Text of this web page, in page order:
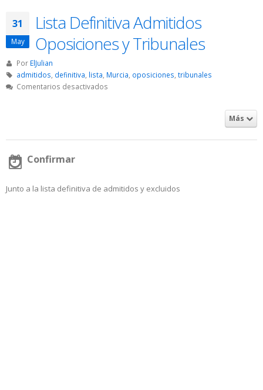
31
May
Lista Definitiva Admitidos
Oposiciones y Tribunales
Por ElJulian
admitidos definitiva lista Murcia oposiciones tribunales
Comentarios desactivadosen
Más
Confirmar
Junto a la lista definitiva de admitidos y excluidos